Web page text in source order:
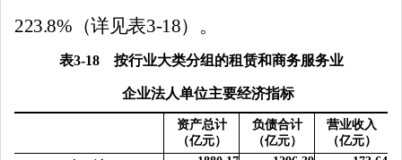
223.8% （详见表3-18）。
表3-18按行业大类分组的租赁和商务服务业
企业法人单位主要经济指标
资产总计
（亿元）
负债合计
（亿元）
营业收入
（亿元）